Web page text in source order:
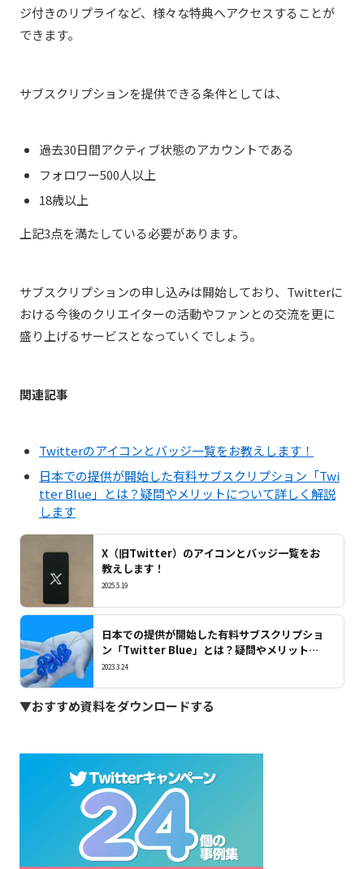
ジ付きのリプライなど、様々な特典へアクセスすることが
できます。
サブスクリプションを提供できる条件としては、
過去30日間アクティブ状態のアカウントである
フォロワー500人以上
18歳以上
上記3点を満たしている必要があります。
サブスクリプションの申し込みは開始しており、Twitterに
おける今後のクリエイターの活動やファンとの交流を更に
盛り上げるサービスとなっていくでしょう。
関連記事
Twitterのアイコンとバッジ一覧をお教えします！
日本での提供が開始した有料サブスクリプション「Twi
tter Blue」とは？疑問やメリットについて詳しく解説
します
X（旧Twitter）のアイコンとバッジ一覧をお
教えします！
2025.5.19
日本での提供が開始した有料サブスクリプショ
ン「Twitter Blue」とは？疑問やメリットに
ついて詳しく解説します
2023.3.24
▼おすすめ資料をダウンロードする